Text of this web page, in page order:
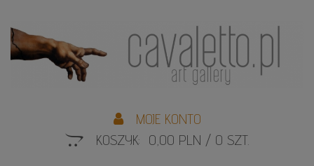
MOJE KONTO
KOSZYK: 0,00 PLN / 0 SZT.